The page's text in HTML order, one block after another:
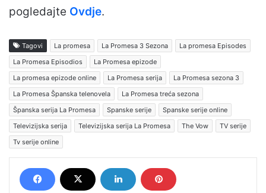
pogledajte Ovdje.
Tagovi La promesa La Promesa 3 Sezona
La promesa Episodes
La Promesa Episodios
La Promesa epizode
La promesa epizode online
La Promesa serija
La Promesa sezona 3
La Promesa Španska telenovela
La Promesa treća sezona
Španska serija La Promesa
Spanske serije
Spanske serije online
Televizijska serija
Televizijska serija La Promesa The Vow
TV serije
Tv serije online